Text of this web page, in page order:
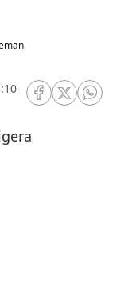
RRSS Facebook
RRSSRRSS